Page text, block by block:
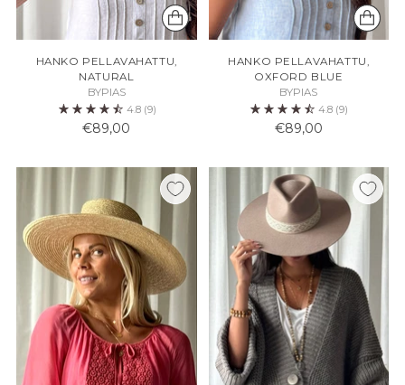
HANKO PELLAVAHATTU,
NATURAL
BYPIAS
4.8 (9)
€89,00
HANKO PELLAVAHATTU,
OXFORD BLUE
BYPIAS
4.8 (9)
€89,00